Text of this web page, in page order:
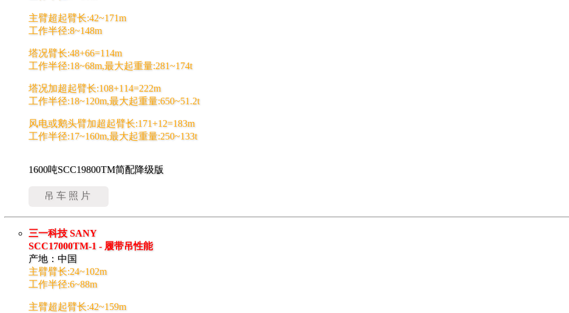
主臂超起臂长:42~171m
工作半径:8~148m
塔况臂长:48+66=114m
工作半径:18~68m,最大起重量:281~174t
塔况加超起臂长:108+114=222m
工作半径:18~120m,最大起重量:650~51.2t
风电或鹅头臂加超起臂长:171+12=183m
工作半径:17~160m,最大起重量:250~133t
1600吨SCC19800TM简配降级版
吊车照片
三一科技 SANY
SCC17000TM-1 - 履带吊性能
产地：中国
主臂臂长:24~102m
工作半径:6~88m
主臂超起臂长:42~159m